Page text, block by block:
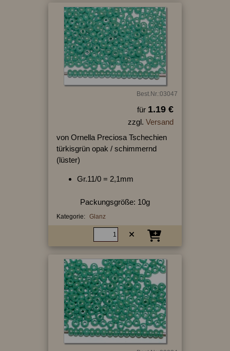
Best.Nr.:03047
für 1.19 €
zzgl. Versand
von Ornella Preciosa Tschechien
türkisgrün opak / schimmernd
(lüster)
Gr.11/0 = 2,1mm
Packungsgröße: 10g
Kategorie: Glanz